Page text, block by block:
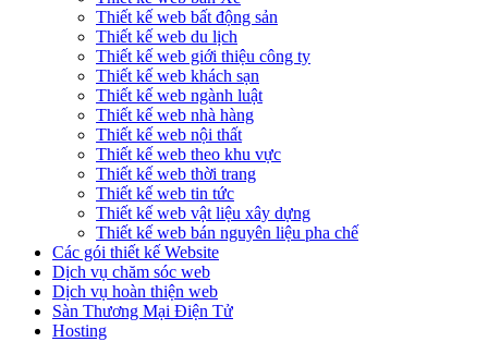
Thiết kế web bất động sản
Thiết kế web du lịch
Thiết kế web giới thiệu công ty
Thiết kế web khách sạn
Thiết kế web ngành luật
Thiết kế web nhà hàng
Thiết kế web nội thất
Thiết kế web theo khu vực
Thiết kế web thời trang
Thiết kế web tin tức
Thiết kế web vật liệu xây dựng
Thiết kế web bán nguyên liệu pha chế
Các gói thiết kế Website
Dịch vụ chăm sóc web
Dịch vụ hoàn thiện web
Sàn Thương Mại Điện Tử
Hosting